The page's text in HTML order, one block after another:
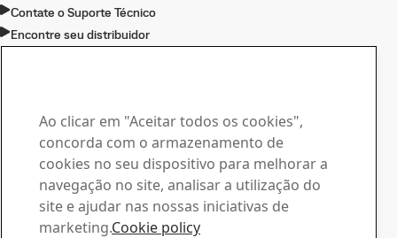
Contate o Suporte Técnico
Encontre seu distribuidor
dúvidas e consultas
Central de Downloads
Procure e baixe os catálogos, certificados e outros
materiais da SSAB.
Ir para downloads
Ao clicar em "Aceitar todos os cookies",
concorda com o armazenamento de
cookies no seu dispositivo para melhorar a
navegação no site, analisar a utilização do
site e ajudar nas nossas iniciativas de
marketing.Cookie policy